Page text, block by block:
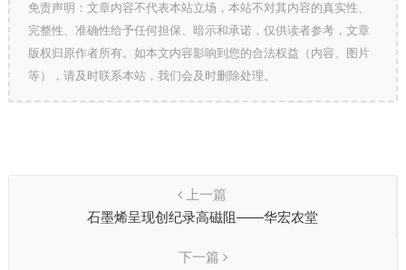
免责声明：文章内容不代表本站立场，本站不对其内容的真实性、
完整性、准确性给予任何担保、暗示和承诺，仅供读者参考，文章
版权归原作者所有。如本文内容影响到您的合法权益（内容、图片
等），请及时联系本站，我们会及时删除处理。
上一篇
石墨烯呈现创纪录高磁阻——华宏农堂
下一篇